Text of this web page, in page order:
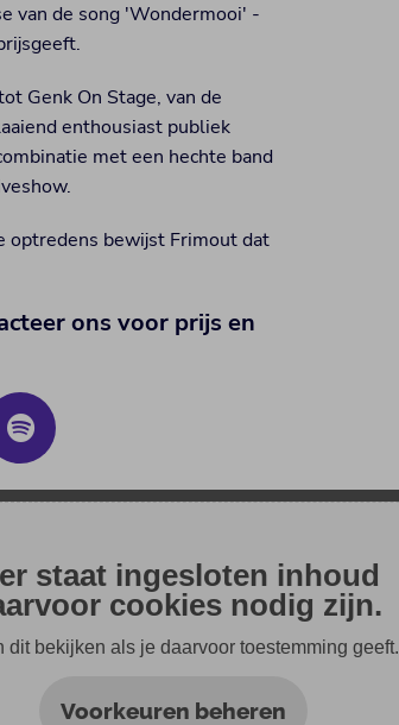
van de song 'Wondermooi' -
Genk On Stage, van de
enthousiast publiek
met een hechte band
optredens bewijst Frimout dat
ons voor prijs en
staat ingesloten inhoud
cookies nodig zijn.
dit bekijken als je daarvoor toestemming geeft.
Voorkeuren beheren